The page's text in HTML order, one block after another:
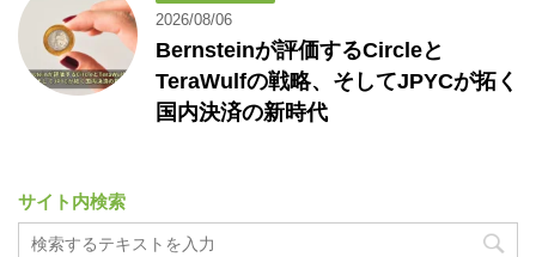
2026/08/06
Bernsteinが評価するCircleと
TeraWulfの戦略、そしてJPYCが拓く
国内決済の新時代
サイト内検索